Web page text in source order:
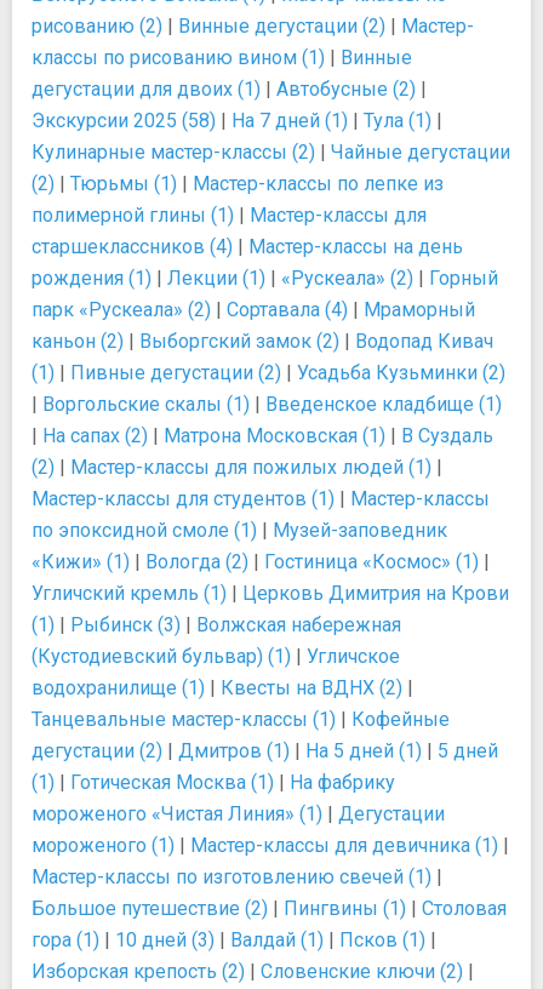
рисованию (2) | Винные дегустации (2) | Мастер-
классы по рисованию вином (1) | Винные
дегустации для двоих (1) | Автобусные (2) |
Экскурсии 2025 (58) | На 7 дней (1) | Тула (1) |
Кулинарные мастер-классы (2) | Чайные дегустации
(2) | Тюрьмы (1) | Мастер-классы по лепке из
полимерной глины (1) | Мастер-классы для
старшеклассников (4) | Мастер-классы на день
рождения (1) | Лекции (1) | «Рускеала» (2) | Горный
парк «Рускеала» (2) | Сортавала (4) | Мраморный
каньон (2) | Выборгский замок (2) | Водопад Кивач
(1) | Пивные дегустации (2) | Усадьба Кузьминки (2)
| Воргольские скалы (1) | Введенское кладбище (1)
| На сапах (2) | Матрона Московская (1) | В Суздаль
(2) | Мастер-классы для пожилых людей (1) |
Мастер-классы для студентов (1) | Мастер-классы
по эпоксидной смоле (1) | Музей-заповедник
«Кижи» (1) | Вологда (2) | Гостиница «Космос» (1) |
Угличский кремль (1) | Церковь Димитрия на Крови
(1) | Рыбинск (3) | Волжская набережная
(Кустодиевский бульвар) (1) | Угличское
водохранилище (1) | Квесты на ВДНХ (2) |
Танцевальные мастер-классы (1) | Кофейные
дегустации (2) | Дмитров (1) | На 5 дней (1) | 5 дней
(1) | Готическая Москва (1) | На фабрику
мороженого «Чистая Линия» (1) | Дегустации
мороженого (1) | Мастер-классы для девичника (1) |
Мастер-классы по изготовлению свечей (1) |
Большое путешествие (2) | Пингвины (1) | Столовая
гора (1) | 10 дней (3) | Валдай (1) | Псков (1) |
Изборская крепость (2) | Словенские ключи (2) |